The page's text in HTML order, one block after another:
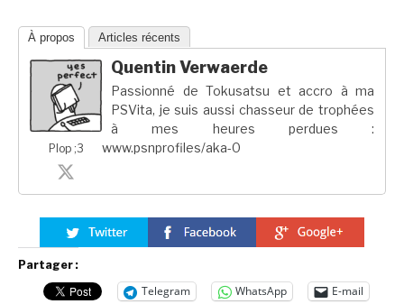
À propos Articles récents
Plop ;3
Quentin Verwaerde
Passionné de Tokusatsu et accro à ma
PSVita, je suis aussi chasseur de trophées
à mes heures perdues :
www.psnprofiles/aka-0
Partager :
Telegram WhatsApp E-mail